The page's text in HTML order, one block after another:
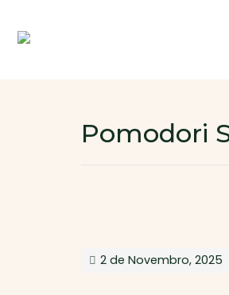
Pomodori
2 de Novembro, 2025